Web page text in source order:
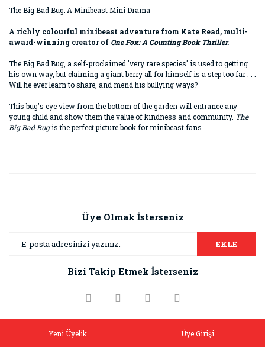
The Big Bad Bug: A Minibeast Mini Drama
A richly colourful minibeast adventure from Kate Read, multi-
award-winning creator of One Fox: A Counting Book Thriller.
The Big Bad Bug, a self-proclaimed 'very rare species' is used to getting
his own way, but claiming a giant berry all for himself is a step too far . . .
Will he ever learn to share, and mend his bullying ways?
This bug's eye view from the bottom of the garden will entrance any
young child and show them the value of kindness and community. The
Big Bad Bugis the perfect picture book for minibeast fans.
Görüş ve önerileriniz için teşekkür ederiz.
Ürün resmi kalitesiz, bozuk veya görüntülenemiyor.
Ürün bilgilerinde hatalar bulunuyor.
Üye Olmak İsterseniz
EKLE
Bizi Takip Etmek İsterseniz
Yeni Üyelik
Üye Girişi